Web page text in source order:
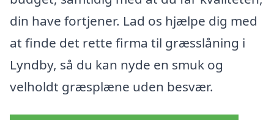
din have fortjener. Lad os hjælpe dig med
at finde det rette firma til græsslåning i
Lyndby, så du kan nyde en smuk og
velholdt græsplæne uden besvær.